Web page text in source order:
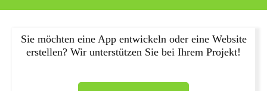
Sie möchten eine App entwickeln oder eine Website
erstellen? Wir unterstützen Sie bei Ihrem Projekt!